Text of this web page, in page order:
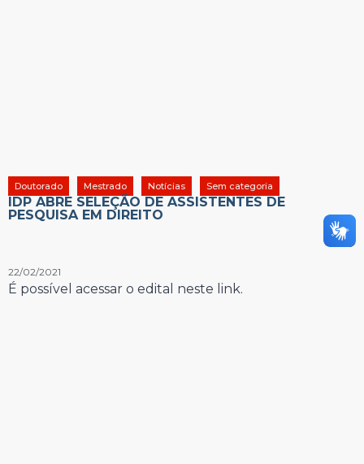
Doutorado Mestrado Notícias Sem categoria
IDP ABRE SELEÇÃO DE ASSISTENTES DE
PESQUISA EM DIREITO
22/02/2021
É possível acessar o edital neste link.